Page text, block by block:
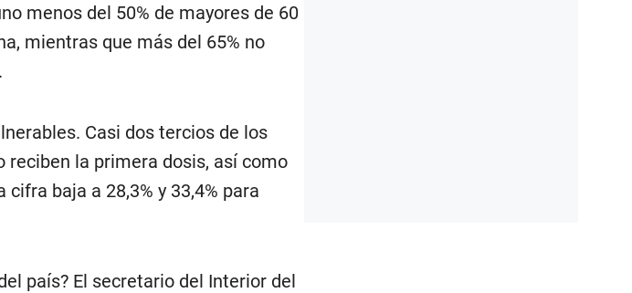
menos del 50% de mayores de 60
mientras que más del 65% no
Casi dos tercios de los
reciben la primera dosis, así como
baja a 28,3% y 33,4% para
país? El secretario del Interior del